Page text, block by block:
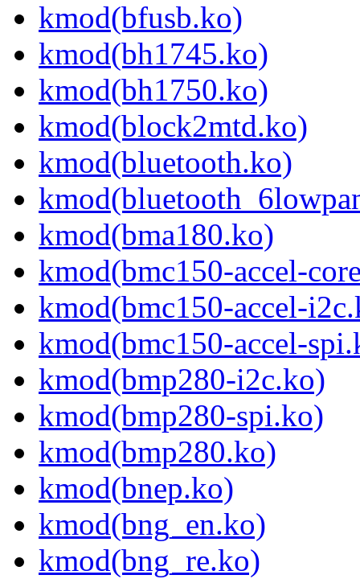
kmod(bfusb.ko)
kmod(bh1745.ko)
kmod(bh1750.ko)
kmod(block2mtd.ko)
kmod(bluetooth.ko)
kmod(bma180.ko)
kmod(bmc150-accel-
kmod(bmc150-accel-
kmod(bmc150-accel-
kmod(bmp280-i2c.ko)
kmod(bmp280-spi.ko)
kmod(bmp280.ko)
kmod(bnep.ko)
kmod(bng_en.ko)
kmod(bng_re.ko)